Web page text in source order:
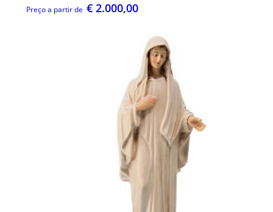
Preço a partir de € 2.000,00